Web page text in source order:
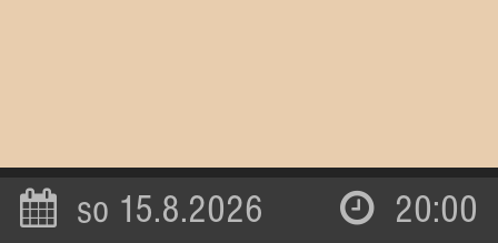
so 15.8.2026 20:00